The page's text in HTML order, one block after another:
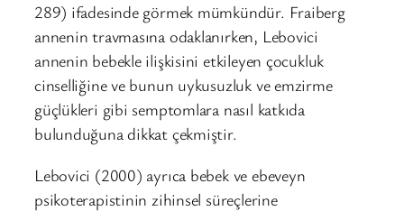
289) ifadesinde görmek mümkündür. Fraiberg
annenin travmasına odaklanırken, Lebovici
annenin bebekle ilişkisini etkileyen çocukluk
cinselliğine ve bunun uykusuzluk ve emzirme
güçlükleri gibi semptomlara nasıl katkıda
bulunduğuna dikkat çekmiştir.
Lebovici (2000) ayrıca bebek ve ebeveyn
psikoterapistinin zihinsel süreçlerine